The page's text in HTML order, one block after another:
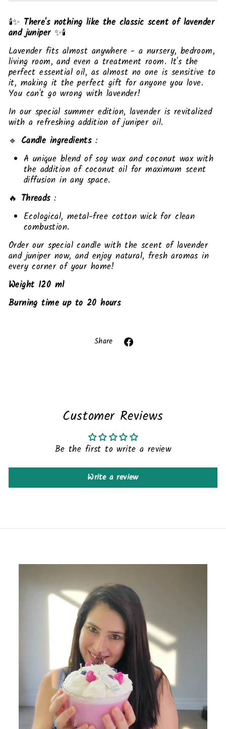
🕯️✨ There's nothing like the classic scent of lavender
and juniper✨🕯️
Lavender fits almost anywhere - a nursery, bedroom,
living room, and even a treatment room. It's the
perfect essential oil, as almost no one is sensitive to
it, making it the perfect gift for anyone you love.
You can't go wrong with lavender!
In our special summer edition, lavender is revitalized
with a refreshing addition of juniper oil.
🔹 Candle ingredients:
A unique blend of soy wax and coconut wax with
the addition of coconut oil for maximum scent
diffusion in any space.
🔥 Threads:
Ecological, metal-free cotton wick for clean
combustion.
Order our special candle with the scent of lavender
and juniper now, and enjoy natural, fresh aromas in
every corner of your home!
Weight 120 ml
Burning time up to 20 hours
invalid url input
Share
Customer Reviews
Be the first to write a review
Write a review